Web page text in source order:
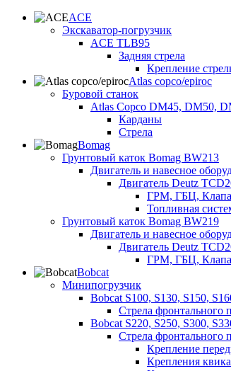
ACE
Экскаватор-погрузчик
ACE TLB95
Задняя стрела
Крепление
Atlas copco/epiroc
Буровой станок
Atlas Copco DM45, DM50,
Карданы
Стрела
Bomag
Грунтовый каток Bomag BW213
Двигатель и навесное
Двигатель Deutz
ГРМ, ГБЦ,
Топливная
Грунтовый каток Bomag BW219
Двигатель и навесное
Двигатель Deutz
ГРМ, ГБЦ,
Bobcat
Минипогрузчик
Bobcat S100, S130, S150,
Стрела фронтального
Bobcat S220, S250, S300,
Стрела фронтального
Крепление
Крепления